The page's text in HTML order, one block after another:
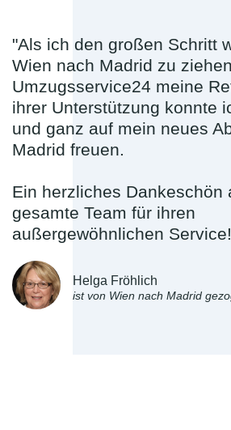
"Als ich den großen Schritt
Wien nach Madrid zu
Umzugsservice24 meine
ihrer Unterstützung konnte
und ganz auf mein neues
Madrid freuen.
Ein herzliches Dankeschön
gesamte Team für ihren
außergewöhnlichen
Helga Fröhlich
ist von Wien nach Madrid